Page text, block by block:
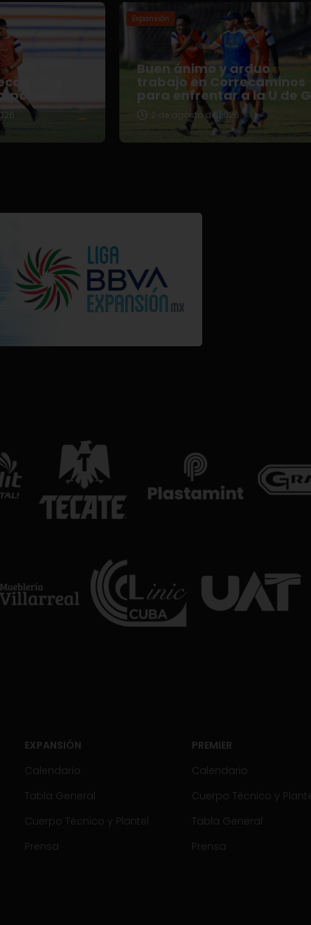
Expansión
Buen ánimo y arduo
trabajo en Correcaminos
para enfrentar a la U de G
2 de agosto de 2026
EXPANSIÓN
Calendario
Tabla General
Cuerpo Técnico y Plantel
Prensa
PREMIER
Calendario
Cuerpo Técnico y
Tabla General
Prensa